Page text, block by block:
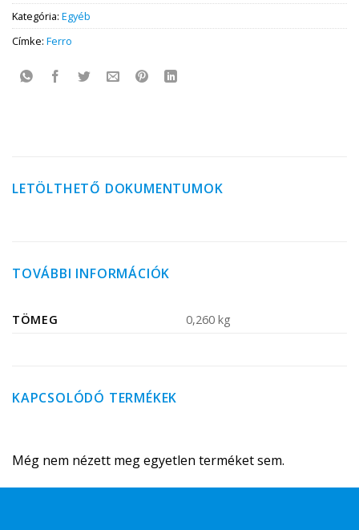
Kategória: Egyéb
Címke: Ferro
LETÖLTHETŐ DOKUMENTUMOK
TOVÁBBI INFORMÁCIÓK
TÖMEG 0,260 kg
KAPCSOLÓDÓ TERMÉKEK
Még nem nézett meg egyetlen terméket sem.